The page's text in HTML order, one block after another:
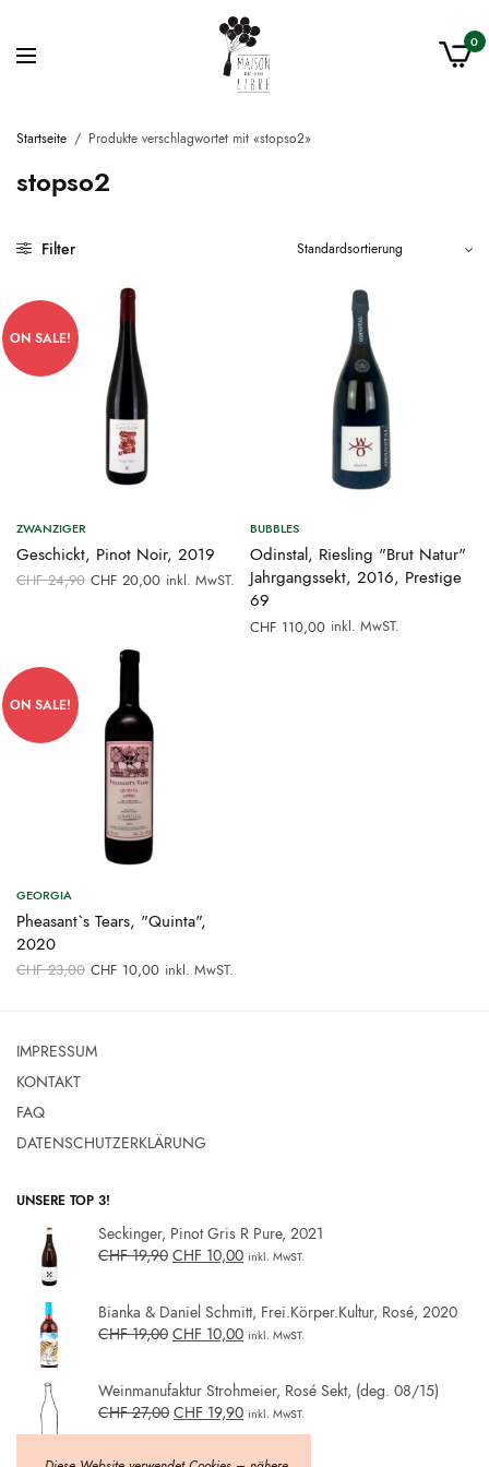
0
Startseite / Produkte verschlagwortet mit «stopso2»
stopso2
Filter
ON SALE!
ZWANZIGER
Geschickt, Pinot Noir, 2019
CHF24,90 Ursprünglicher
Preis war:
CHF 20,00Aktueller
inkl. MwST.
BUBBLES
Odinstal, Riesling "Brut Natur"
Jahrgangssekt, 2016, Prestige
69
CHF 110,00 inkl. MwST.
ON SALE!
GEORGIA
Pheasant`s Tears, "Quinta",
2020
CHF23,00 Ursprünglicher
Preis war:
CHF 10,00Aktueller
inkl. MwST.
IMPRESSUM
KONTAKT
FAQ
DATENSCHUTZERKLÄRUNG
UNSERE TOP 3!
Seckinger, Pinot Gris R Pure, 2021
CHF19,90 CHF 10,00 inkl. MwST.
Bianka & Daniel Schmitt, Frei.Körper.Kultur, Rosé, 2020
CHF19,00 CHF 10,00 inkl. MwST.
Weinmanufaktur Strohmeier, Rosé Sekt, (deg. 08/15)
CHF27,00 CHF 19,90 inkl. MwST.